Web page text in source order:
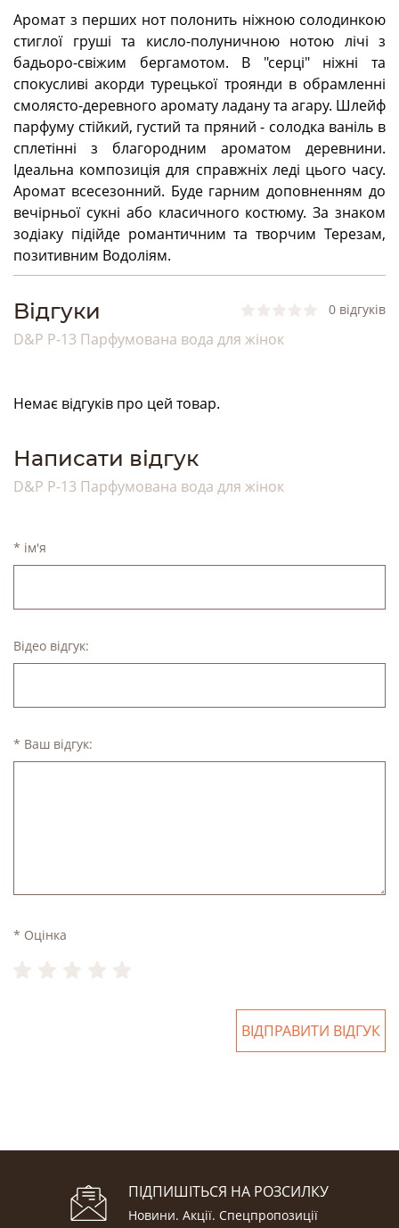
Аромат з перших нот полонить ніжною солодинкою
стиглої груші та кисло-полуничною нотою лічі з
бадьоро-свіжим бергамотом. В "серці" ніжні та
спокусливі акорди турецької троянди в обрамленні
смолясто-деревного аромату ладану та агару. Шлейф
парфуму стійкий, густий та пряний - солодка ваніль в
сплетінні з благородним ароматом деревнини.
Ідеальна композиція для справжніх леді цього часу.
Аромат всесезонний. Буде гарним доповненням до
вечірньої сукні або класичного костюму. За знаком
зодіаку підійде романтичним та творчим Терезам,
позитивним Водоліям.
Bідгуки
D&P P-13 Парфумована вода для жінок
0 відгуків
Немає відгуків про цей товар.
Написати відгук
D&P P-13 Парфумована вода для жінок
* ім'я
Відео відгук:
* Ваш відгук:
* Оцінка
ВІДПРАВИТИ ВІДГУК
ПІДПИШІТЬСЯ НА РОЗСИЛКУ
Новини. Акції. Cпецпропозиції